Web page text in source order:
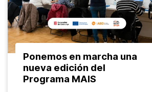
Ponemos en marcha una
nueva edición del
Programa MAIS